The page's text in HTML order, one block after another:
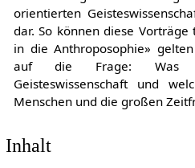
orientierten
dar. So können diese Vorträge
in die Anthroposophie»
auf die Frage: Was ist
Geisteswissenschaft und
Menschen und die großen
Inhalt